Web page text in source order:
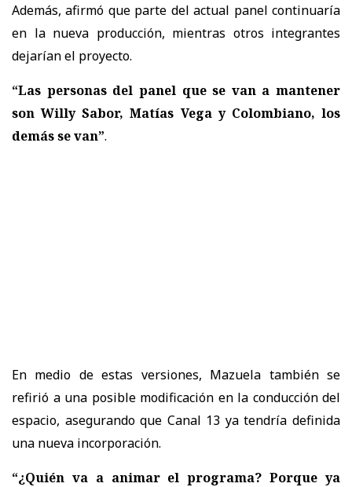
Además, afirmó que parte del actual panel continuaría
en la nueva producción, mientras otros integrantes
dejarían el proyecto.
“Las personas del panel que se van a mantener
son Willy Sabor, Matías Vega y Colombiano, los
demás se van”.
En medio de estas versiones, Mazuela también se
refirió a una posible modificación en la conducción del
espacio, asegurando que Canal 13 ya tendría definida
una nueva incorporación.
“¿Quién va a animar el programa? Porque ya